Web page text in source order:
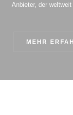
MEHR
Anbieter, der